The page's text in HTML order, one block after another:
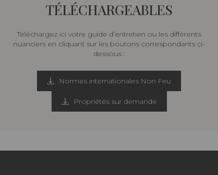
TÉLÉCHARGEABLES
Téléchargez ici votre guide d’entretien ou les différents
nuanciers en cliquant sur les boutons correspondants ci-
dessous :
Normes internationales Non Feu
Propriétés sur demande